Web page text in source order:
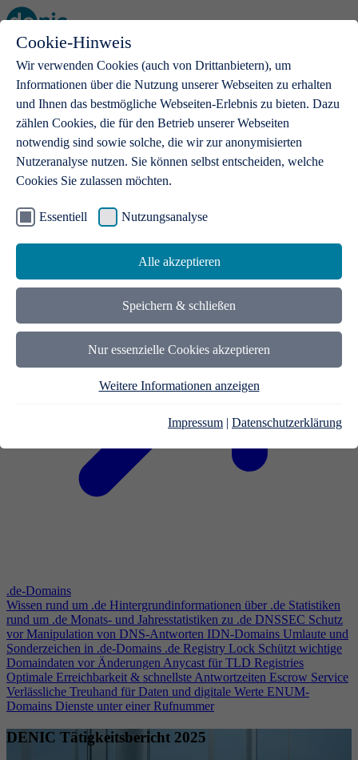
Cookie-Hinweis
Wir verwenden Cookies (auch von Drittanbietern), um
Informationen über die Nutzung unserer Webseiten zu erhalten
und Ihnen das bestmögliche Webseiten-Erlebnis zu bieten. Dazu
zählen Cookies, die für den Betrieb unserer Webseiten
notwendig sind sowie solche, die wir zur anonymisierten
Nutzeranalyse nutzen. Sie können selbst entscheiden, welche
Cookies Sie zulassen möchten.
Essentiell Nutzungsanalyse
Alle akzeptieren
Speichern & schließen
Nur essenzielle Cookies akzeptieren
Weitere Informationen anzeigen
Impressum | Datenschutzerklärung
Open main menu
.de-Domains
Mit einer .de-Domain erhalten Ideen eine Bühne
.de-Domains
Wissen rund um .de Hintergrundinformationen über .de Statistiken
rund um .de Monats- und Jahresstatistiken zu .de DNSSEC Schutz
vor Manipulation von DNS-Antworten IDN-Domains Umlaute und
Sonderzeichen in .de-Domains .de Registry Lock Schützt wichtige
Domaindaten vor ÄnderungenAnycast für TLD Registries
Optimale Erreichbarkeit & schnellste Antwortzeiten Escrow Service
Verlässliche Treuhand für Daten und digitale Werte ENUM-
Domains Dienste unter einer Rufnummer
DENIC Tätigkeitsbericht 2025